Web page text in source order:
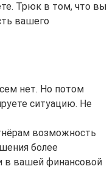
Трюк в том, что вы
вашего
нет. Но потом
ситуацию. Не
возможность
более
в вашей финансовой